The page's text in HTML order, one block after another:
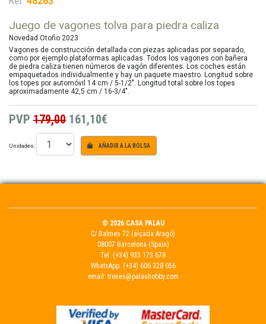
Juego de vagones tolva para piedra caliza
Novedad Otoño 2023
Vagones de construcción detallada con piezas aplicadas por separado,
como por ejemplo plataformas aplicadas. Todos los vagones con bañera
de piedra caliza tienen números de vagón diferentes. Los coches están
empaquetados individualmente y hay un paquete maestro. Longitud sobre
los topes por automóvil 14 cm / 5-1/2". Longitud total sobre los topes
aproximadamente 42,5 cm / 16-3/4".
PVP 179,00 161,10€
Unidades: AÑADIR A LA BOLSA
© 2026 CASA PALAU
C/ Balmes 72 (alçada Aragó)
08007 Barcelona (Spain)
Tel. (+34) 933 173 678
WhatsApp: (+34) 606 328 056
email: trenes@palauhobby.com